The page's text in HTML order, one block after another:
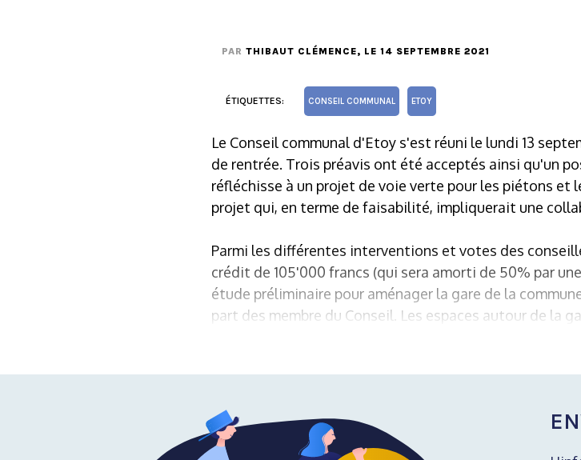
PAR THIBAUT CLÉMENCE, LE 14 SEPTEMBRE 2021
ÉTIQUETTES: CONSEIL COMMUNAL ETOY
Le Conseil communal d'Etoy s'est réuni le lundi 13
de rentrée. Trois préavis ont été acceptés ainsi qu'un
réfléchisse à un projet de voie verte pour les piétons et
projet qui, en terme de faisabilité, impliquerait une
Parmi les différentes interventions et votes des
crédit de 105'000 francs (qui sera amorti de 50% par
étude préliminaire pour aménager la gare de la
part des membre du Conseil. Les espaces autour de la